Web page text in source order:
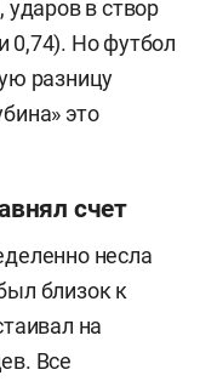
в створ
0,74). Но футбол
разницу
это
счет
несла
близок к
на
Все